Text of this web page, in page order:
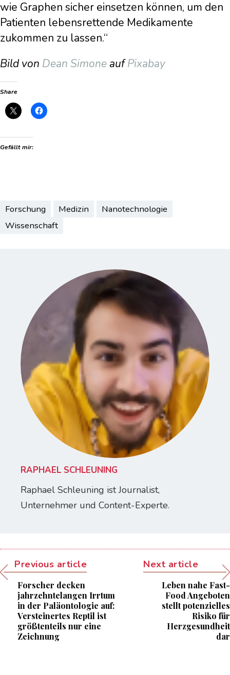
wie Graphen sicher einsetzen können, um den
Patienten lebensrettende Medikamente
zukommen zu lassen.“
Bild von Dean Simone aufPixabay
Share
Gefällt mir:
Forschung Medizin
Nanotechnologie
Wissenschaft
RAPHAEL SCHLEUNING
Raphael Schleuning ist Journalist,
Unternehmer und Content-Experte.
Previous article
Forscher decken
jahrzehntelangen Irrtum
in der Paläontologie auf:
Versteinertes Reptil ist
größtenteils nur eine
Zeichnung
Next article
Leben nahe Fast-
Food Angeboten
stellt potenzielles
Risiko für
Herzgesundheit
dar